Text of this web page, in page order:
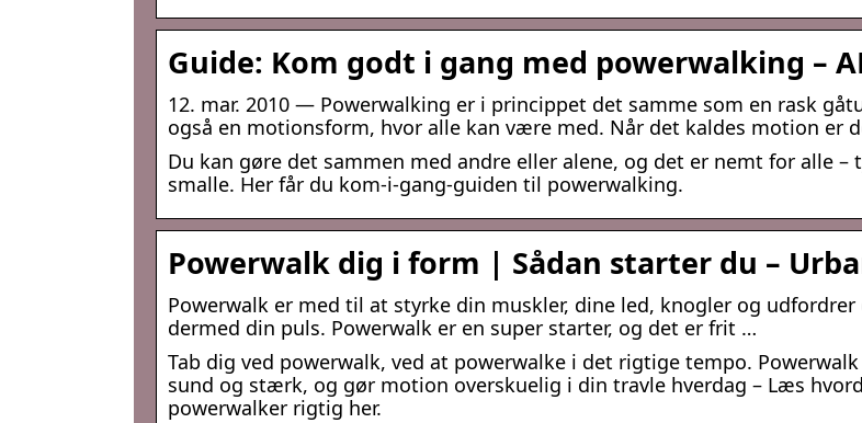
Guide: Kom godt i gang med powerwalking –
12. mar. 2010 — Powerwalking er i princippet det samme som en rask
også en motionsform, hvor alle kan være med. Når det kaldes motion er
Du kan gøre det sammen med andre eller alene, og det er nemt for alle –
smalle. Her får du kom-i-gang-guiden til powerwalking.
Powerwalk dig i form | Sådan starter du –
Powerwalk er med til at styrke din muskler, dine led, knogler og
dermed din puls. Powerwalk er en super starter, og det er frit …
Tab dig ved powerwalk, ved at powerwalke i det rigtige tempo.
sund og stærk, og gør motion overskuelig i din travle hverdag – Læs
powerwalker rigtig her.